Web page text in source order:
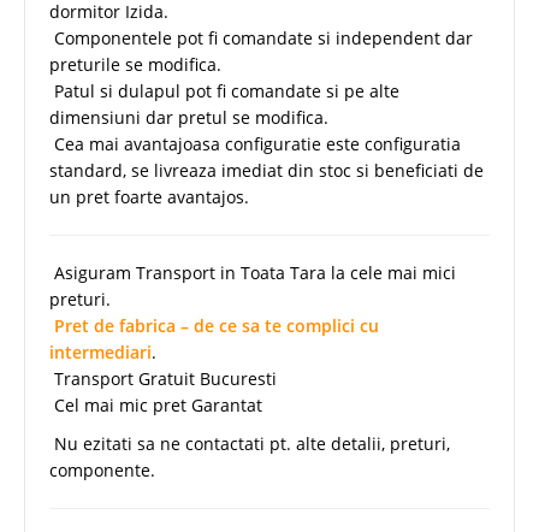
dormitor Izida.
Componentele pot fi comandate si independent dar
preturile se modifica.
Patul si dulapul pot fi comandate si pe alte
dimensiuni dar pretul se modifica.
Cea mai avantajoasa configuratie este configuratia
standard, se livreaza imediat din stoc si beneficiati de
un pret foarte avantajos.
Asiguram Transport in Toata Tara la cele mai mici
preturi.
Pret de fabrica – de ce sa te complici cu
intermediari.
Transport Gratuit Bucuresti
Cel mai mic pret Garantat
Nu ezitati sa ne contactati pt. alte detalii, preturi,
componente.